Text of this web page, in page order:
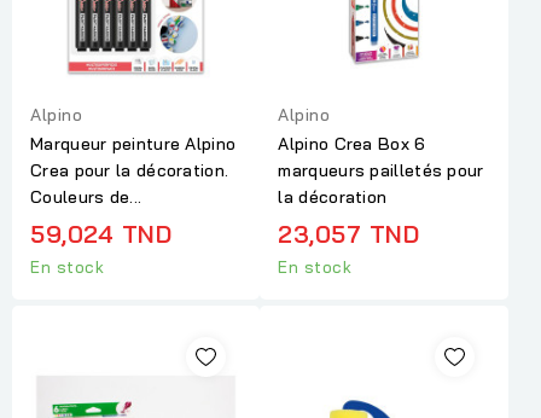
Alpino
Marqueur peinture Alpino
Crea pour la décoration.
Couleurs de...
59,024 TND
En stock
Alpino
Alpino Crea Box 6
marqueurs pailletés pour
la décoration
23,057 TND
En stock